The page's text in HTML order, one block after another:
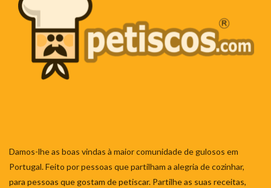
Damos-lhe as boas vindas à maior comunidade de gulosos em
Portugal. Feito por pessoas que partilham a alegria de cozinhar,
para pessoas que gostam de petiscar. Partilhe as suas receitas,